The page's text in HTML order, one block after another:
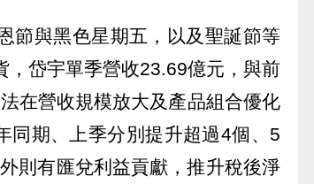
節與黑色星期五，以及聖誕節等
，岱宇單季營收23.69億元，與前
在營收規模放大及產品組合優化
同期、上季分別提升超過4個、5
則有匯兌利益貢獻，推升稅後淨